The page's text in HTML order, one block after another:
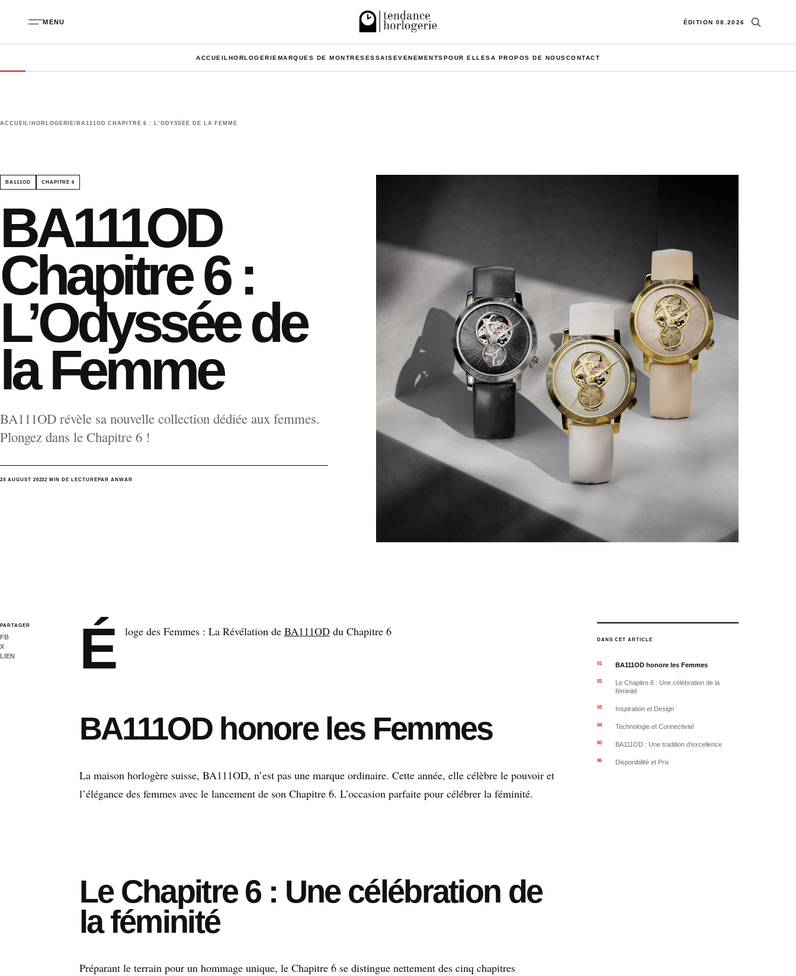
MENU ÉDITION 08.2026 Ouvrir la
ACCUEIL HORLOGERIE MARQUES DE MONTRESESSAISEVENEMENTSPOUR ELLESA PROPOS DE NOUSCONTACT
ACCUEIL/ HORLOGERIE/ BA111OD CHAPITRE 6 : L’ODYSSÉE DE LA FEMME
BA111OD CHAPITRE 6
BA111OD
Chapitre 6 :
L’Odyssée de
la Femme
BA111OD révèle sa nouvelle collection dédiée aux femmes.
Plongez dans le Chapitre 6 !
24 AUGUST 20232 MIN DE LECTURE PAR ANWAR
PARTAGER
FB
X
LIEN
É loge des Femmes : La Révélation de BA111ODdu Chapitre 6
BA111OD honore les Femmes
La maison horlogère suisse, BA111OD, n’est pas une marque ordinaire. Cette année, elle célèbre le pouvoir et
l’élégance des femmes avec le lancement de son Chapitre 6. L’occasion parfaite pour célébrer la féminité.
Le Chapitre 6 : Une célébration de
la féminité
Préparant le terrain pour un hommage unique, le Chapitre 6 se distingue nettement des cinq chapitres
DANS CET ARTICLE
BA111OD honore les Femmes
Le Chapitre 6 : Une célébration de la
féminité
Inspiration et Design
Technologie et Connectivité
BA111OD : Une tradition d’excellence
Disponibilité et Prix